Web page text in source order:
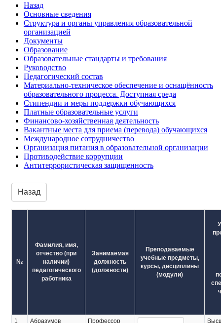
Назад
Основные сведения
Структура и органы управления образовательной
организацией
Документы
Образование
Образовательные стандарты и требования
Руководство
Педагогический состав
Материально-техническое обеспечение и оснащённость
образовательного процесса. Доступная среда
Стипендии и меры поддержки обучающихся
Платные образовательные услуги
Финансово-хозяйственная деятельность
Вакантные места для приема (перевода) обучающихся
Международное сотрудничество
Организация питания в образовательной организации
Противодействие коррупции
Антитеррористическая защищенность
Назад
№
Фамилия, имя,
отчество (при
наличии)
педагогического
работника
Занимаемая
должность
(должности)
Преподаваемые
учебные предметы,
курсы, дисциплины
(модули)
1
Абразумов
Профессор